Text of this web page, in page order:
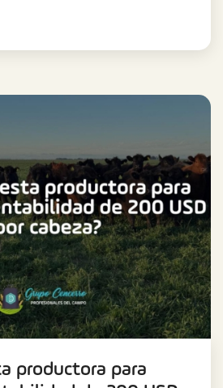
productora para